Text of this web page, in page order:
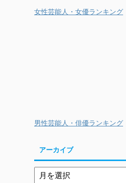
女性芸能人・女優ランキング
男性芸能人・俳優ランキング
アーカイブ